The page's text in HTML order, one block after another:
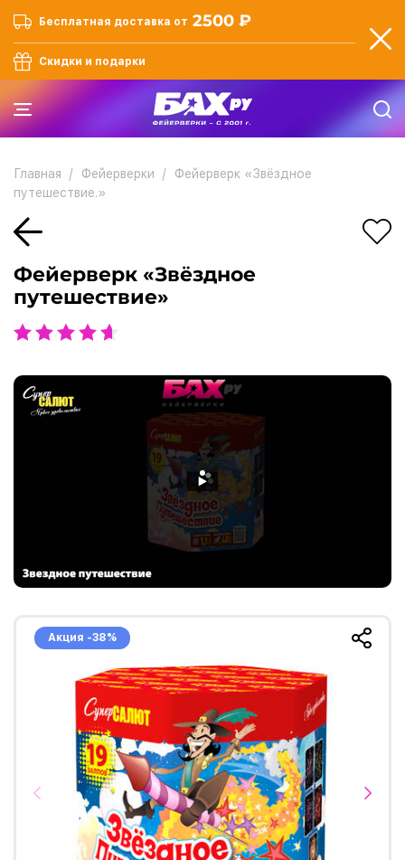
Бесплатная доставка от 2500 ₽
Скидки и подарки
Главная Фейерверки
Фейерверк «Звёздное
путешествие.»
Фейерверк «Звёздное
путешествие»
Акция -38%